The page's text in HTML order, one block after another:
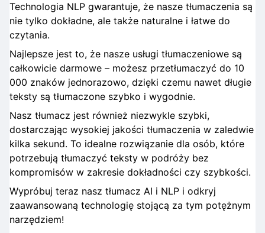
Technologia NLP gwarantuje, że nasze tłumaczenia są
nie tylko dokładne, ale także naturalne i łatwe do
czytania.
Najlepsze jest to, że nasze usługi tłumaczeniowe są
całkowicie darmowe – możesz przetłumaczyć do 10
000 znaków jednorazowo, dzięki czemu nawet długie
teksty są tłumaczone szybko i wygodnie.
Nasz tłumacz jest również niezwykle szybki,
dostarczając wysokiej jakości tłumaczenia w zaledwie
kilka sekund. To idealne rozwiązanie dla osób, które
potrzebują tłumaczyć teksty w podróży bez
kompromisów w zakresie dokładności czy szybkości.
Wypróbuj teraz nasz tłumacz AI i NLP i odkryj
zaawansowaną technologię stojącą za tym potężnym
narzędziem!